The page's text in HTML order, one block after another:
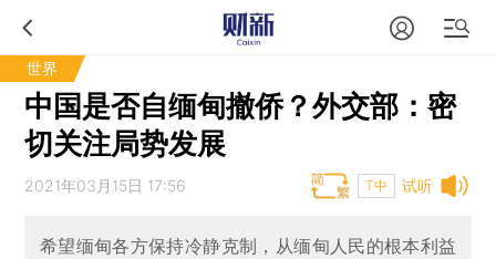
世界
中国是否自缅甸撤侨？外交部：密
切关注局势发展
试听
2021年03月15日 17:56 T中
希望缅甸各方保持冷静克制，从缅甸人民的根本利益